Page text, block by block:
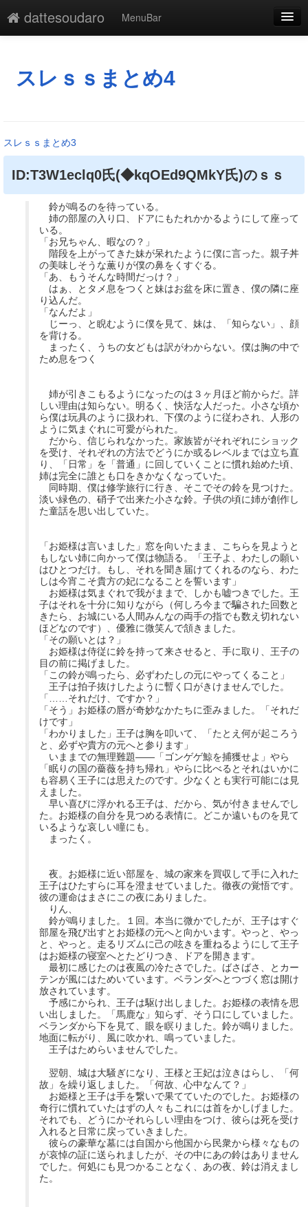
dattesoudaro
MenuBar
添付
最終更新
一覧
単語検索
スレｓｓまとめ4
スレｓｓまとめ3
ID:T3W1eclq0氏(◆kqOEd9QMkY氏)のｓｓ
鈴が鳴るのを待っている。
姉の部屋の入り口、ドアにもたれかかるようにして座って
いる。
「お兄ちゃん、暇なの？」
階段を上がってきた妹が呆れたように僕に言った。親子丼
の美味しそうな薫りが僕の鼻をくすぐる。
「あ、もうそんな時間だっけ？」
はぁ、とタメ息をつくと妹はお盆を床に置き、僕の隣に座
り込んだ。
「なんだよ」
じーっ、と睨むように僕を見て、妹は、「知らない」、顔
を背ける。
まったく、うちの女どもは訳がわからない。僕は胸の中で
ため息をつく
姉が引きこもるようになったのは３ヶ月ほど前からだ。詳
しい理由は知らない。明るく、快活な人だった。小さな頃か
ら僕は玩具のように扱われ、下僕のように従わされ、人形の
ように気まぐれに可愛がられた。
だから、信じられなかった。家族皆がそれぞれにショック
を受け、それぞれの方法でどうにか或るレベルまでは立ち直
り、「日常」を「普通」に回していくことに慣れ始めた頃、
姉は完全に誰とも口をきかなくなっていた。
同時期、僕は修学旅行に行き、そこでその鈴を見つけた。
淡い緑色の、硝子で出来た小さな鈴。子供の頃に姉が創作し
た童話を思い出していた。
「お姫様は言いました」窓を向いたまま、こちらを見ようと
もしない姉に向かって僕は物語る。「王子よ、わたしの願い
はひとつだけ。もし、それを聞き届けてくれるのなら、わた
しは今宵こそ貴方の妃になることを誓います」
お姫様は気まぐれで我がままで、しかも嘘つきでした。王
子はそれを十分に知りながら（何しろ今まで騙された回数と
きたら、お城にいる人間みんなの両手の指でも数え切れない
ほどなのです）、優雅に微笑んで頷きました。
「その願いとは？」
お姫様は侍従に鈴を持って来させると、手に取り、王子の
目の前に掲げました。
「この鈴が鳴ったら、必ずわたしの元にやってくること」
王子は拍子抜けしたように暫く口がきけませんでした。
「……それだけ、ですか？」
「そう」お姫様の唇が奇妙なかたちに歪みました。「それだ
けです」
「わかりました」王子は胸を叩いて、「たとえ何が起ころう
と、必ずや貴方の元へと参ります」
いままでの無理難題――「ゴンゲゲ鯨を捕獲せよ」やら
「眠りの国の薔薇を持ち帰れ」やらに比べるとそれはいかに
も容易く王子には思えたのです。少なくとも実行可能には見
えました。
早い喜びに浮かれる王子は、だから、気が付きませんでし
た。お姫様の自分を見つめる表情に。どこか遠いものを見て
いるような哀しい瞳にも。
まったく。
夜。お姫様に近い部屋を、城の家来を買収して手に入れた
王子はひたすらに耳を澄ませていました。徹夜の覚悟です。
彼の運命はまさにこの夜にありました。
りん、
鈴が鳴りました。１回。本当に微かでしたが、王子はすぐ
部屋を飛び出すとお姫様の元へと向かいます。やっと、やっ
と、やっと。走るリズムに己の呟きを重ねるようにして王子
はお姫様の寝室へとたどりつき、ドアを開きます。
最初に感じたのは夜風の冷たさでした。ばさばさ、とカー
テンが風にはためいています。ベランダへとつづく窓は開け
放されています。
予感にかられ、王子は駆け出しました。お姫様の表情を思
い出しました。「馬鹿な」知らず、そう口にしていました。
ベランダから下を見て、眼を瞑りました。鈴が鳴りました。
地面に転がり、風に吹かれ、鳴っていました。
王子はためらいませんでした。
翌朝、城は大騒ぎになり、王様と王妃は泣きはらし、「何
故」を繰り返しました。「何故、心中なんて？」
お姫様と王子は手を繋いで果てていたのでした。お姫様の
奇行に慣れていたはずの人々もこれには首をかしげました。
それでも、どうにかそれらしい理由をつけ、彼らは死を受け
入れると日常に戻っていきました。
彼らの豪華な墓には自国から他国から民衆から様々なもの
が哀悼の証に送られましたが、その中にあの鈴はありません
でした。何処にも見つかることなく、あの夜、鈴は消えまし
た。